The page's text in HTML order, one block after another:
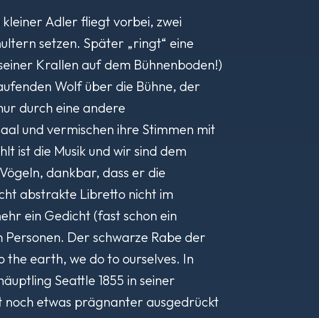
Adler fliegt vorbei, zwei
setzen. Später „ringt“ eine
Krallen auf dem Bühnenboden!)
Wolf über die Bühne, der
durch eine andere
und vermischen ihre Stimmen mit
ist die Musik und wir sind dem
dankbar, dass er die
abstrakte Libretto nicht im
ein Gedicht (fast schon ein
Der schwarze Rabe der
the earth, we do to ourselves. In
Seattle 1855 in seiner
noch etwas prägnanter ausgedrückt